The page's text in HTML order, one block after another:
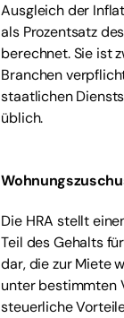
Ausgleich der
als Prozentsatz
berechnet. Sie ist
Branchen
staatlichen
üblich.
Die HRA stellt
Teil des Gehalts
dar, die zur Miete
unter bestimmten
steuerliche